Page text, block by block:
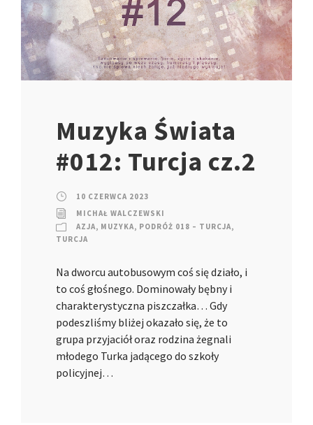
Muzyka Świata
#012: Turcja cz.2
10 CZERWCA 2023
MICHAŁ WALCZEWSKI
AZJA, MUZYKA, PODRÓŻ 018 – TURCJA,
TURCJA
Na dworcu autobusowym coś się działo, i
to coś głośnego. Dominowały bębny i
charakterystyczna piszczałka… Gdy
podeszliśmy bliżej okazało się, że to
grupa przyjaciół oraz rodzina żegnali
młodego Turka jadącego do szkoły
policyjnej…